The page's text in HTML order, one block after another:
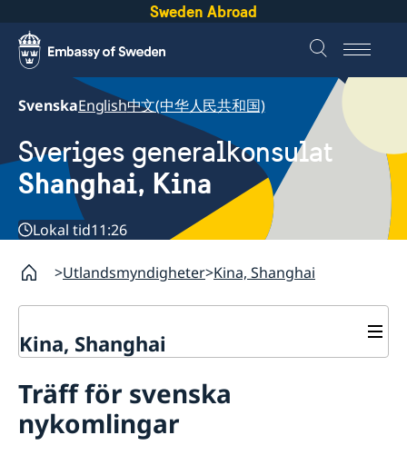
Sweden Abroad
SvenskaEnglish中文(中华人民共和国)
Sveriges generalkonsulat
Shanghai, Kina
Lokal tid11:26
Utlandsmyndigheter Kina, Shanghai
Kina, Shanghai
generalkonsulatet
Rösta i Shanghai
Pass och ID-kort
Nyheter
Om generalkonsulatet
Träff för svenska
nykomlingar